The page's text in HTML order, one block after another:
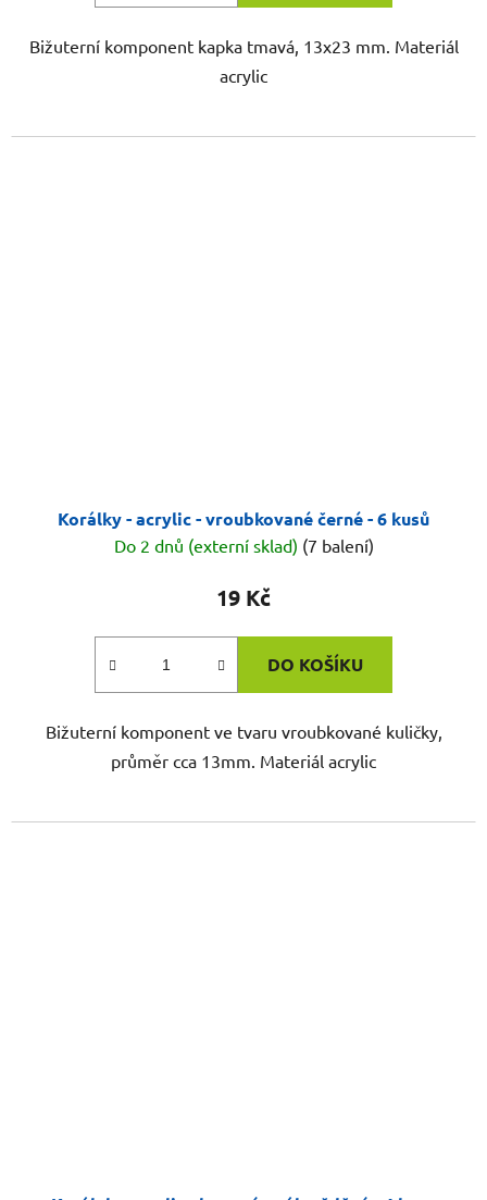
Bižuterní komponent kapka tmavá, 13x23 mm. Materiál
acrylic
Korálky - acrylic - vroubkované černé - 6 kusů
Do 2 dnů (externí sklad) (7 balení)
19 Kč
DO KOŠÍKU
Bižuterní komponent ve tvaru vroubkované kuličky,
průměr cca 13mm. Materiál acrylic